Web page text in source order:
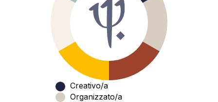
Creativo/a
Organizzato/a